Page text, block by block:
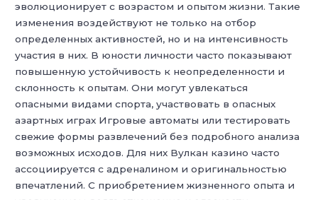
эволюционирует с возрастом и опытом жизни. Такие
изменения воздействуют не только на отбор
определенных активностей, но и на интенсивность
участия в них. В юности личности часто показывают
повышенную устойчивость к неопределенности и
склонность к опытам. Они могут увлекаться
опасными видами спорта, участвовать в опасных
азартных играх Игровые автоматы или тестировать
свежие формы развлечений без подробного анализа
возможных исходов. Для них Вулкан казино часто
ассоциируется с адреналином и оригинальностью
впечатлений. С приобретением жизненного опыта и